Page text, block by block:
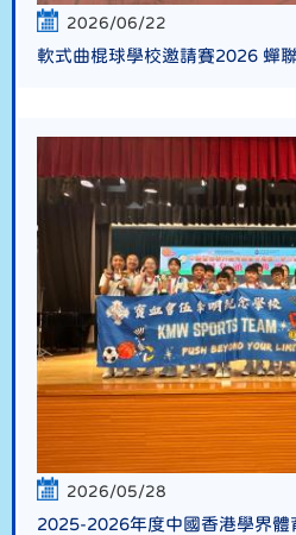
2026/06/22
軟式曲棍球學校邀請賽2026 蟬
2026/05/28
2025-2026年度中國香港學界體